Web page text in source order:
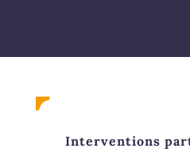
Interventions